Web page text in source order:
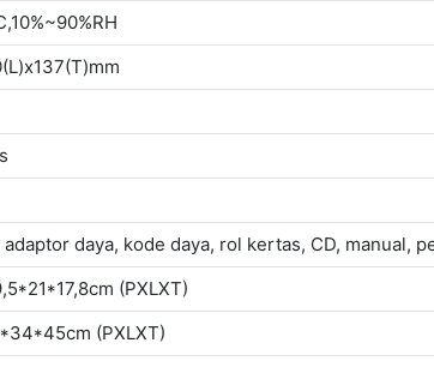
adaptor daya, kode daya, rol kertas, CD, manual,
(PXLXT)
(PXLXT)